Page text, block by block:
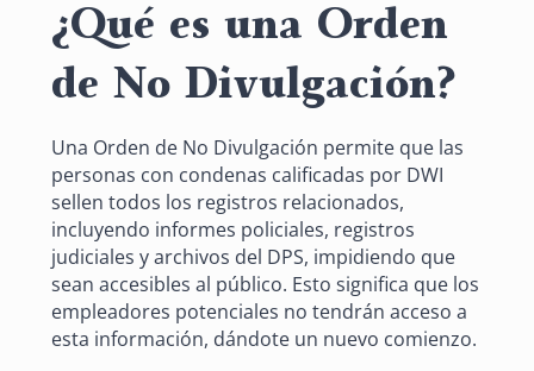
¿Qué es una Orden
de No Divulgación?
Una Orden de No Divulgación permite que las
personas con condenas calificadas por DWI
sellen todos los registros relacionados,
incluyendo informes policiales, registros
judiciales y archivos del DPS, impidiendo que
sean accesibles al público. Esto significa que los
empleadores potenciales no tendrán acceso a
esta información, dándote un nuevo comienzo.